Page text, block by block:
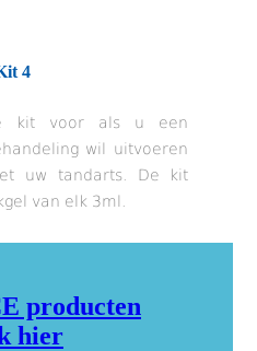
4
kit voor als u een
wil uitvoeren
uw tandarts. De kit
van elk 3ml.
producten
hier